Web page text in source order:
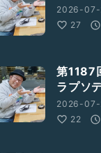
2026-
27
第1187
ラプソ
2026-07-
22